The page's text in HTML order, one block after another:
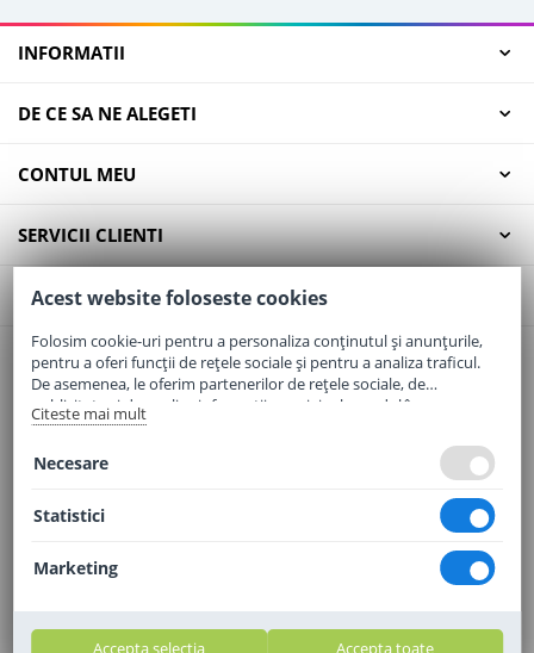
INFORMATII
DE CE SA NE ALEGETI
CONTUL MEU
SERVICII CLIENTI
CONTACT
Email:office@elaptepraf.ro
Telefon:0745-964-449
Adresa:Sos. Borsului, Nr. 20, Oradea, Jud. Bihor
Acest website foloseste cookies
Folosim cookie-uri pentru a personaliza conținutul și anunțurile,
pentru a oferi funcții de rețele sociale și pentru a analiza traficul.
De asemenea, le oferim partenerilor de rețele sociale, de
publicitate și de analize informații cu privire la modul în care
folosiți site-ul nostru. Aceștia le pot combina cu alte informații
Citeste mai mult
Necesare
Statistici
Marketing
Accepta selectia Accepta toate